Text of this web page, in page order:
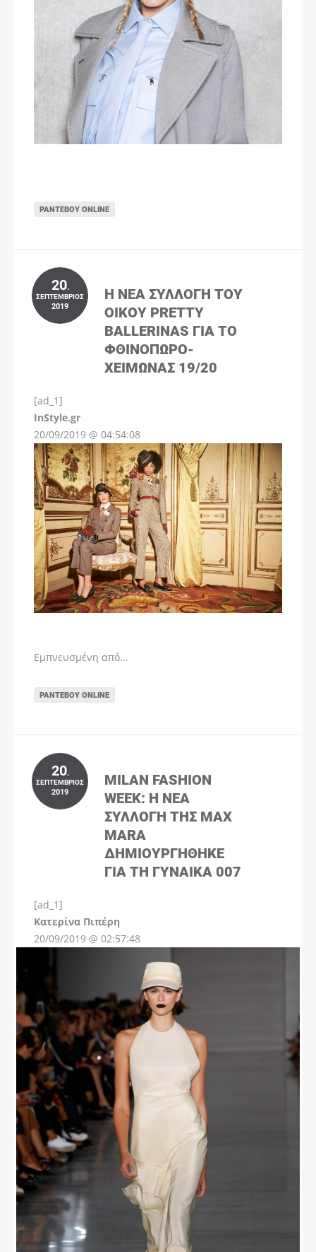
ΡΑΝΤΕΒΟΎ ONLINE
20.
ΣΕΠΤΈΜΒΡΙΟΣ
2019
Η ΝΈΑ ΣΥΛΛΟΓΉ ΤΟΥ
ΟΊΚΟΥ PRETTY
BALLERINAS ΓΙΑ ΤΟ
ΦΘΙΝΌΠΩΡΟ-
ΧΕΙΜΏΝΑΣ 19/20
[ad_1]
InStyle.gr
20/09/2019 @ 04:54:08
Εμπνευσμένη από…
ΡΑΝΤΕΒΟΎ ONLINE
20.
ΣΕΠΤΈΜΒΡΙΟΣ
2019
MILAN FASHION
WEEK: Η ΝΈΑ
ΣΥΛΛΟΓΉ ΤΗΣ MAX
MARA
ΔΗΜΙΟΥΡΓΉΘΗΚΕ
ΓΙΑ ΤΗ ΓΥΝΑΊΚΑ 007
[ad_1]
Kατερίνα Πιπέρη
20/09/2019 @ 02:57:48